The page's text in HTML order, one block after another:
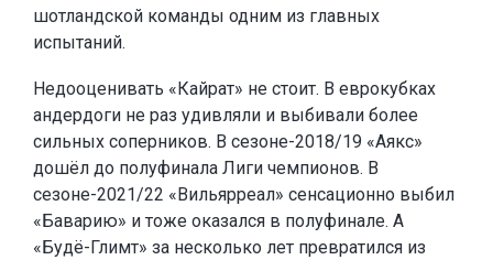
шотландской команды одним из главных
испытаний.
Недооценивать «Кайрат» не стоит. В еврокубках
андердоги не раз удивляли и выбивали более
сильных соперников. В сезоне-2018/19 «Аякс»
дошёл до полуфинала Лиги чемпионов. В
сезоне-2021/22 «Вильярреал» сенсационно выбил
«Баварию» и тоже оказался в полуфинале. А
«Будё-Глимт» за несколько лет превратился из